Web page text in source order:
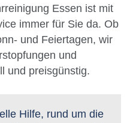
Essen ist mit
immer für Sie da. Ob
und Feiertagen, wir
und
und preisgünstig.
Hilfe, rund um die